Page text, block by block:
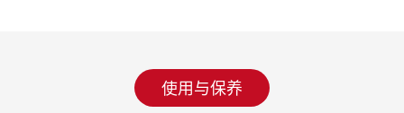
使用与保养